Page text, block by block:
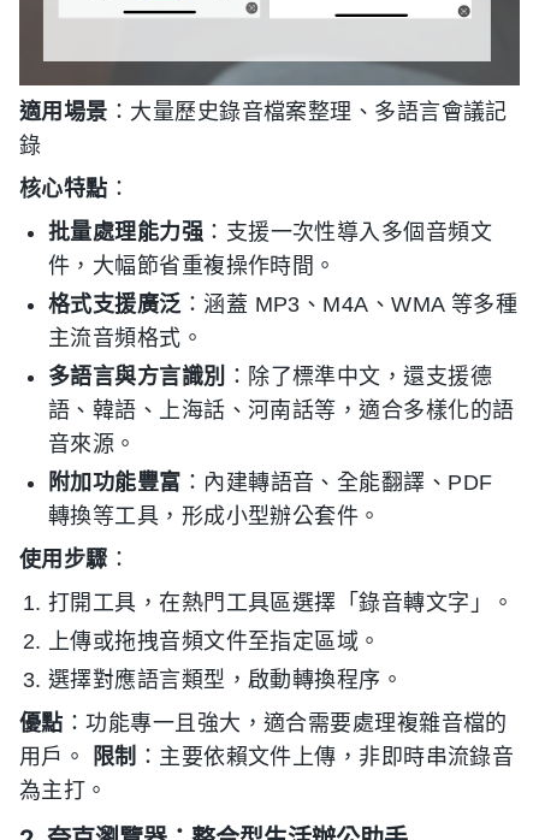
適用場景 ：大量歷史錄音檔案整理、多語言會議記
錄
核心特點 ：
批量處理能力强 ：支援一次性導入多個音頻文
件，大幅節省重複操作時間。
格式支援廣泛：涵蓋 MP3、M4A、WMA 等多種
主流音頻格式。
多語言與方言識別
：除了標準中文，還支援德
語、韓語、上海話、河南話等，適合多樣化的語
音來源。
附加功能豐富 ：內建轉語音、全能翻譯、PDF
轉換等工具，形成小型辦公套件。
使用步驟 ：
打開工具，在熱門工具區選擇「錄音轉文字」。
上傳或拖拽音頻文件至指定區域。
選擇對應語言類型，啟動轉換程序。
優點 ：功能專一且強大，適合需要處理複雜音檔的
用戶。
限制 ：主要依賴文件上傳，非即時串流錄音
為主打。